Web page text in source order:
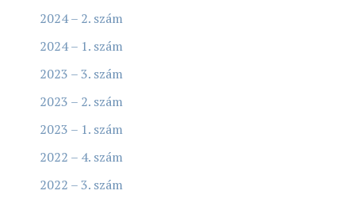
2024 – 2. szám
2024 – 1. szám
2023 – 3. szám
2023 – 2. szám
2023 – 1. szám
2022 – 4. szám
2022 – 3. szám